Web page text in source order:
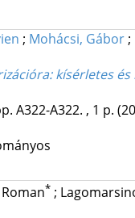
; Mohácsi, Gábor ;
kísérletes
A322-A322. , 1 p.
* ;